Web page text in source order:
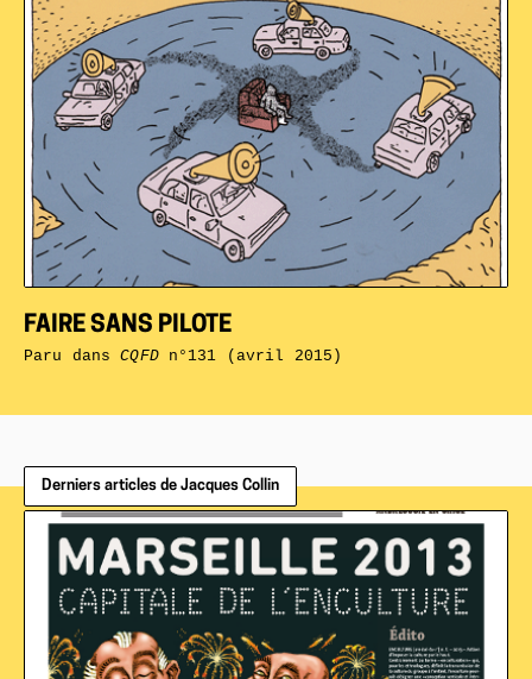
FAIRE SANS PILOTE
Paru dansCQFDn°131 (avril 2015)
Derniers articles de Jacques Collin